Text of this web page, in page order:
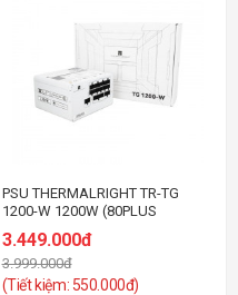
PSU THERMALRIGHT TR-TG
1200-W 1200W (80PLUS
GOLD/ATX3.0/FULL
MODULAR/MÀU TRẮNG)
3.449.000đ
3.999.000đ
(Tiết kiệm: 550.000đ)